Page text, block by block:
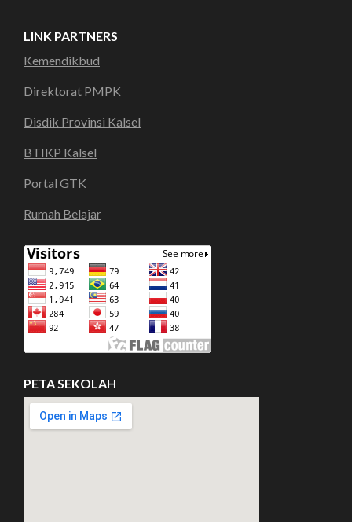
LINK PARTNERS
Kemendikbud
Direktorat PMPK
Disdik Provinsi Kalsel
BTIKP Kalsel
Portal GTK
Rumah Belajar
PETA SEKOLAH